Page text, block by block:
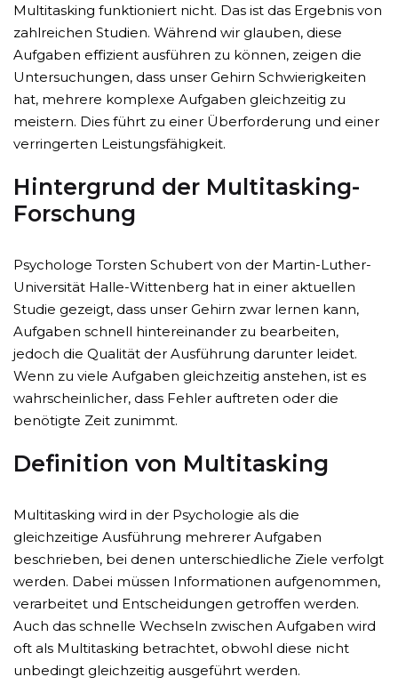
Multitasking funktioniert nicht. Das ist das Ergebnis von
zahlreichen Studien. Während wir glauben, diese
Aufgaben effizient ausführen zu können, zeigen die
Untersuchungen, dass unser Gehirn Schwierigkeiten
hat, mehrere komplexe Aufgaben gleichzeitig zu
meistern. Dies führt zu einer Überforderung und einer
verringerten Leistungsfähigkeit.
Hintergrund der Multitasking-
Forschung
Psychologe Torsten Schubert von der Martin-Luther-
Universität Halle-Wittenberg hat in einer aktuellen
Studie gezeigt, dass unser Gehirn zwar lernen kann,
Aufgaben schnell hintereinander zu bearbeiten,
jedoch die Qualität der Ausführung darunter leidet.
Wenn zu viele Aufgaben gleichzeitig anstehen, ist es
wahrscheinlicher, dass Fehler auftreten oder die
benötigte Zeit zunimmt.
Definition von Multitasking
Multitasking wird in der Psychologie als die
gleichzeitige Ausführung mehrerer Aufgaben
beschrieben, bei denen unterschiedliche Ziele verfolgt
werden. Dabei müssen Informationen aufgenommen,
verarbeitet und Entscheidungen getroffen werden.
Auch das schnelle Wechseln zwischen Aufgaben wird
oft als Multitasking betrachtet, obwohl diese nicht
unbedingt gleichzeitig ausgeführt werden.